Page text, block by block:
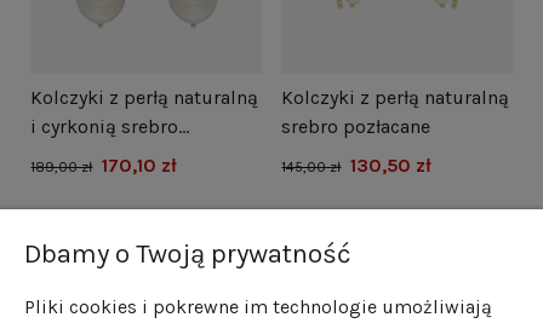
Kolczyki z perłą naturalną
i cyrkonią srebro
rodowane
189,00 zł 170,10 zł
Kolczyki z perłą naturalną
srebro pozłacane
145,00 zł 130,50 zł
Dbamy o Twoją prywatność
Pliki cookies i pokrewne im technologie umożliwiają